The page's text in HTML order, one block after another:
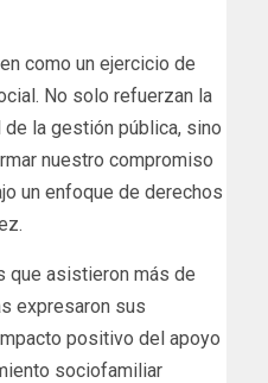
como un ejercicio de
No solo refuerzan la
la gestión pública, sino
nuestro compromiso
un enfoque de derechos
que asistieron más de
expresaron sus
positivo del apoyo
sociofamiliar